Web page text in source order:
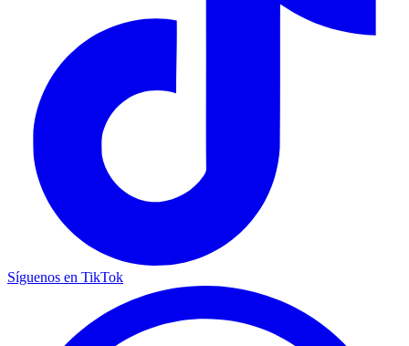
Síguenos en TikTok